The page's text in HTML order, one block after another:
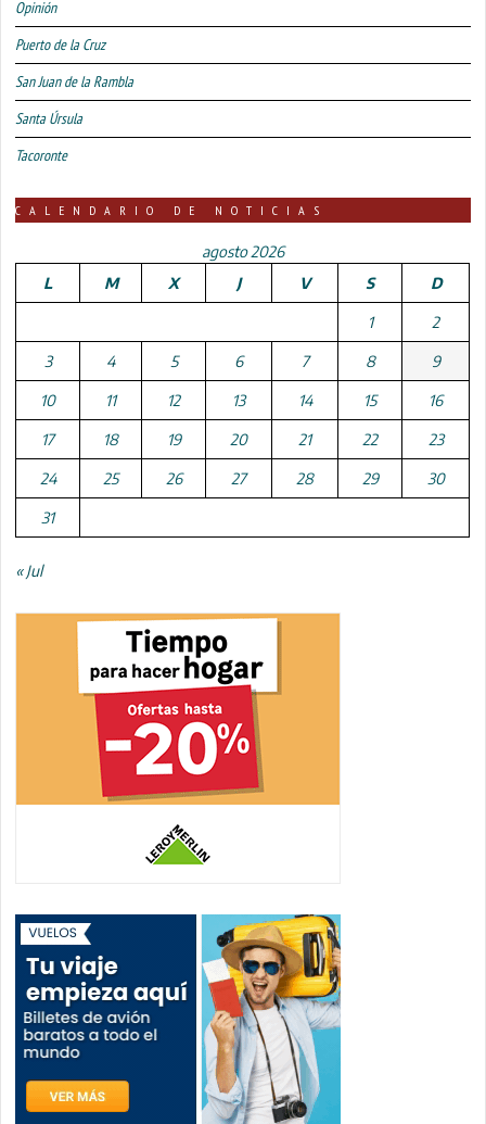
Opinión
Puerto de la Cruz
San Juan de la Rambla
Santa Úrsula
Tacoronte
CALENDARIO DE NOTICIAS
agosto 2026
L
M X J V S D
1 2
3 4 5 6 7 8 9
10 11 12 13 14 15 16
17 18 19 20 21 22 23
24 25 26 27 28 29 30
31
« Jul